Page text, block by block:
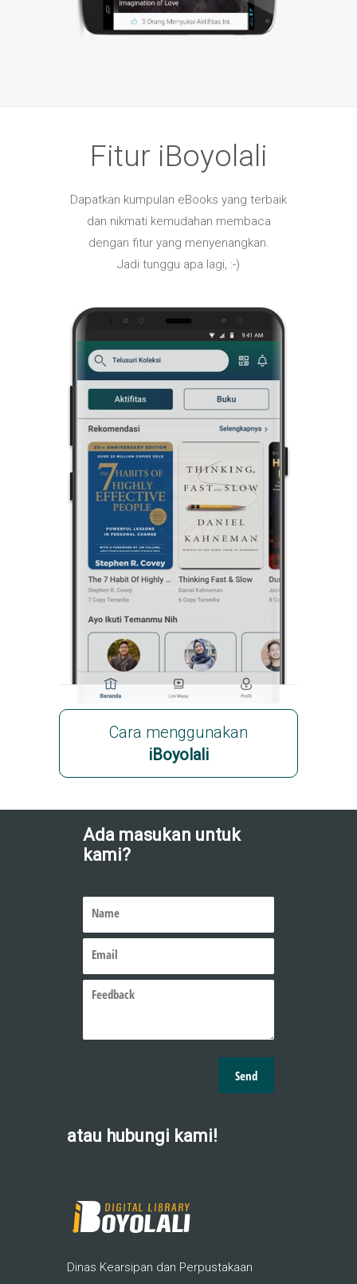
Fitur iBoyolali
Dapatkan kumpulan eBooks yang terbaik
dan nikmati kemudahan membaca
dengan fitur yang menyenangkan.
Jadi tunggu apa lagi, :-)
Cara menggunakan
iBoyolali
Ada masukan untuk
kami?
atau hubungi kami!
Dinas Kearsipan dan Perpustakaan